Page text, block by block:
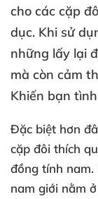
cho các cặp
dục. Khi sử
những lấy lại
mà còn cảm
Khiến bạn
Đặc biệt hơn
cặp đôi thích
đồng tính nam.
nam giới nằm